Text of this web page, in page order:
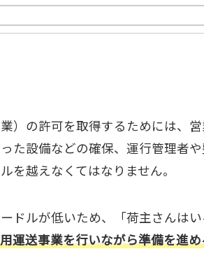
）の許可を取得するためには、
た設備などの確保、運行管理者
を越えなくてはなりません。
ドルが低いため、「荷主さんは
運送事業を行いながら準備を進